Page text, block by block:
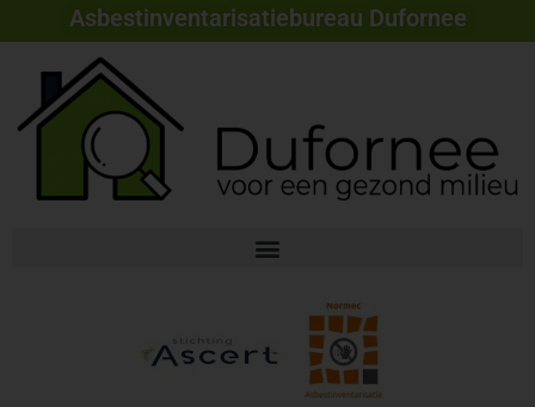
Asbestinventarisatiebureau Dufornee